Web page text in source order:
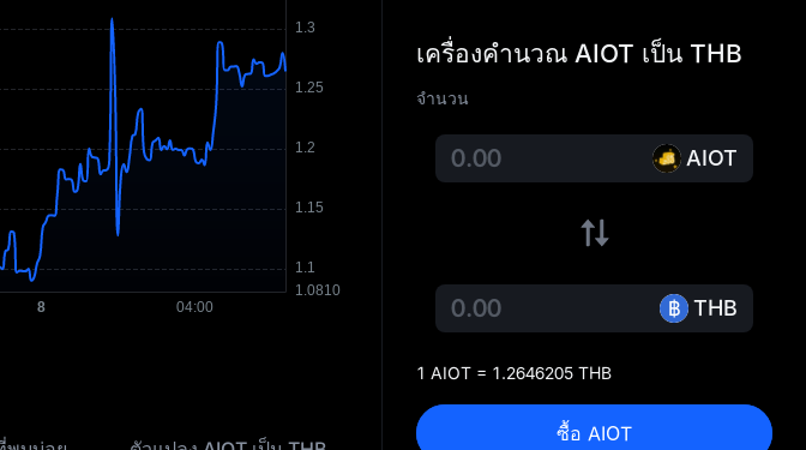
เครื่องคำนวณ AIOT เป็น THB
จำนวน
AIOT
THB
1 AIOT = 1.2646205 THB
ซื้อ AIOT